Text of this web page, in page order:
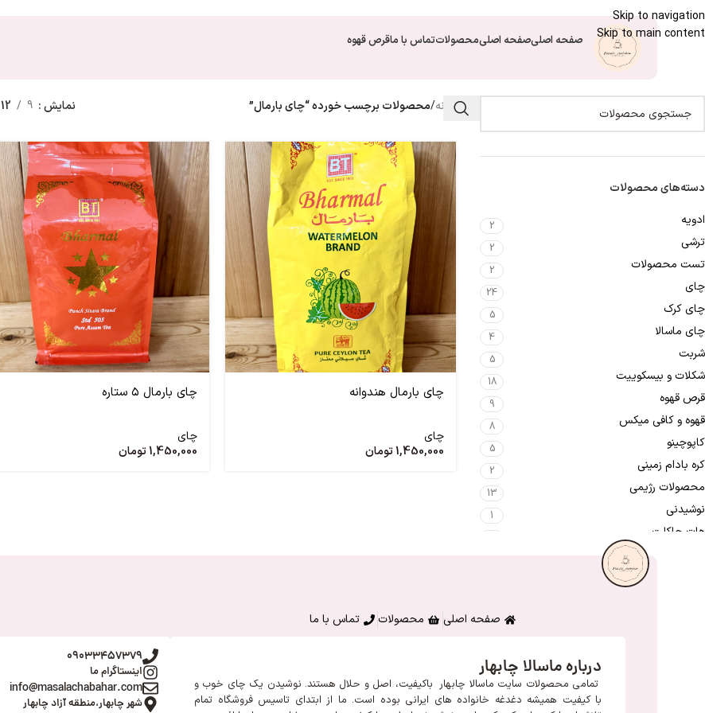
Skip to navigation
Skip to main content
صفحه اصلیصفحه اصلیمحصولاتتماس با ماقرص قهوه
دسته‌های محصولات
ادویه
2
ترشی 2
تست محصولات 2
چای 24
چای کرک 5
چای ماسالا 4
شربت 5
شکلات و بیسکوییت 18
قرص قهوه 9
قهوه و کافی میکس 8
کاپوچینو 5
کره بادام زمینی 2
محصولات رژیمی 13
نوشیدنی 1
هات چاکلت
خانه/محصولات برچسب خورده “چای بارمال” نمایش 9
12
چای بارمال هندوانه
چای
1,450,000تومان
چای بارمال ۵ ستاره
چای
1,450,000تومان
صفحه اصلی محصولات تماس با ما
درباره ماسالا چابهار
تمامی محصولات سایت ماسالا چابهار باکیفیت، اصل و حلال هستند. نوشیدن یک چای خوب و
با کیفیت همیشه دغدغه خانواده های ایرانی بوده است. ما از ابتدای تاسیس فروشگاه تمام
09033457379
اینستاگرام ما
info@masalachabahar.com
شهر چابهار،منطقه آزاد چابهار